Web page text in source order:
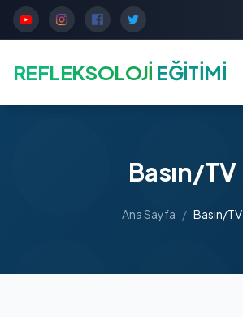
REFLEKSOLOJİ EĞİTİMİ
Basın/TV
Ana Sayfa / Basın/TV